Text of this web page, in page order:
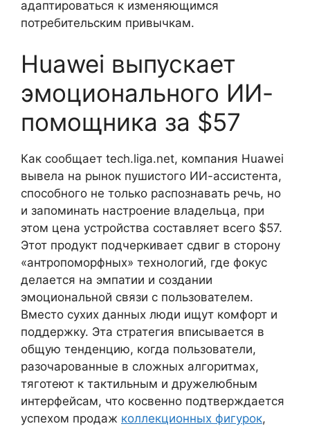
адаптироваться к изменяющимся
потребительским привычкам.
Huawei выпускает
эмоционального ИИ-
помощника за $57
Как сообщает tech.liga.net, компания Huawei
вывела на рынок пушистого ИИ-ассистента,
способного не только распознавать речь, но
и запоминать настроение владельца, при
этом цена устройства составляет всего $57.
Этот продукт подчеркивает сдвиг в сторону
«антропоморфных» технологий, где фокус
делается на эмпатии и создании
эмоциональной связи с пользователем.
Вместо сухих данных люди ищут комфорт и
поддержку. Эта стратегия вписывается в
общую тенденцию, когда пользователи,
разочарованные в сложных алгоритмах,
тяготеют к тактильным и дружелюбным
интерфейсам, что косвенно подтверждается
успехом продаж коллекционных фигурок,